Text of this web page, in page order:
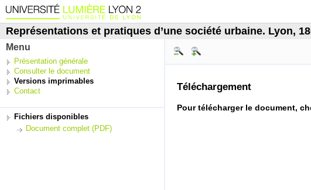
Représentations et pratiques d’une société urbaine. Lyon,
Menu
Présentation générale
Consulter le document
Versions imprimables
Contact
Fichiers disponibles
Document complet (PDF)
Téléchargement
Pour télécharger le document,